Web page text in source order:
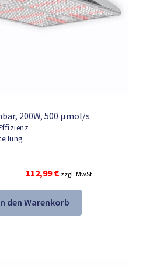
200W, 500 μmol/s
Ursprünglicher
war:
209,99 €
112,99€Aktueller
ist:
112,99 €.
zzgl. MwSt.
den Warenkorb